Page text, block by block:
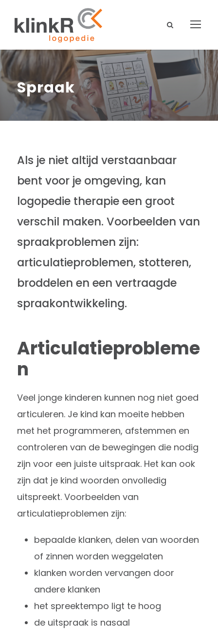
Spraak
Als je niet altijd verstaanbaar
bent voor je omgeving, kan
logopedie therapie een groot
verschil maken. Voorbeelden van
spraakproblemen zijn:
articulatieproblemen, stotteren,
broddelen en een vertraagde
spraakontwikkeling.
Articulatieprobleme
n
Veel jonge kinderen kunnen nog niet goed
articuleren. Je kind kan moeite hebben
met het programmeren, afstemmen en
controleren van de bewegingen die nodig
zijn voor een juiste uitspraak. Het kan ook
zijn dat je kind woorden onvolledig
uitspreekt. Voorbeelden van
articulatieproblemen zijn:
bepaalde klanken, delen van woorden
of zinnen worden weggelaten
klanken worden vervangen door
andere klanken
het spreektempo ligt te hoog
de uitspraak is nasaal